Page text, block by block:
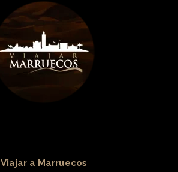
Viajar a Marruecos